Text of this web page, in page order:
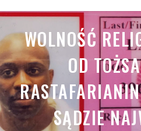
WOLNOŚĆ
OD
SĄDZIE